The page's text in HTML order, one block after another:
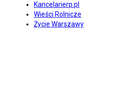
Kancelarierp.pl
Wieści Rolnicze
Życie Warszawy